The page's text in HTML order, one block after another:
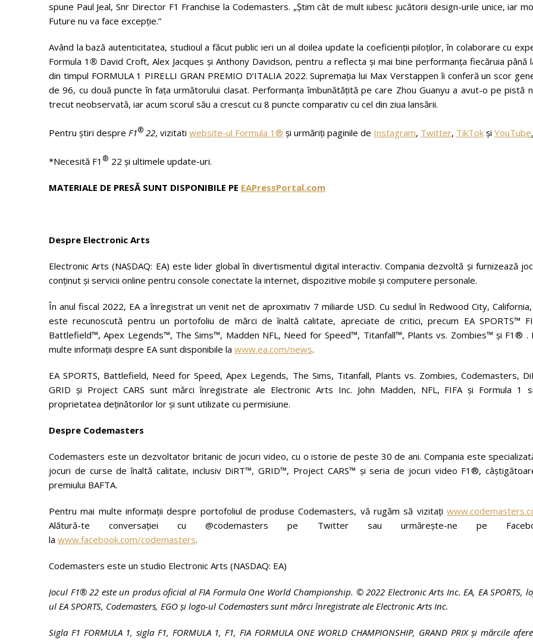
spune Paul Jeal, Snr Director F1 Franchise la Codemasters. „Știm cât de mult iubesc jucătorii design-urile unice, iar
Future nu va face excepție.”
Având la bază autenticitatea, studioul a făcut public ieri un al doilea update la coeficienții piloților, în colaborare cu
Formula 1® David Croft, Alex Jacques și Anthony Davidson, pentru a reflecta și mai bine performanța fiecăruia până
din timpul FORMULA 1 PIRELLI GRAN PREMIO D’ITALIA 2022. Supremația lui Max Verstappen îi conferă un scor
de 96, cu două puncte în fața următorului clasat. Performanța îmbunătățită pe care Zhou Guanyu a avut-o pe pistă
trecut neobservată, iar acum scorul său a crescut cu 8 puncte comparativ cu cel din ziua lansării.
Pentru știri despre F1® 22, vizitati website-ul Formula 1® și urmăriți paginile de Instagram, Twitter, TikTok și YouTube.
*Necesită F1 ® 22 și ultimele update-uri.
MATERIALE DE PRESĂ SUNT DISPONIBILE PE EAPressPortal.com
Despre Electronic Arts
Electronic Arts (NASDAQ: EA) este lider global în divertismentul digital interactiv. Compania dezvoltă și furnizează
conținut și servicii online pentru console conectate la internet, dispozitive mobile și computere personale.
În anul fiscal 2022, EA a înregistrat un venit net de aproximativ 7 miliarde USD. Cu sediul în Redwood City, California,
este recunoscută pentru un portofoliu de mărci de înaltă calitate, apreciate de critici, precum EA SPORTS™
Battlefield™, Apex Legends™, The Sims™, Madden NFL, Need for Speed™, Titanfall™, Plants vs. Zombies™ și F1® .
multe informații despre EA sunt disponibile la www.ea.com/news.
EA SPORTS, Battlefield, Need for Speed, Apex Legends, The Sims, Titanfall, Plants vs. Zombies, Codemasters,
GRID și Project CARS sunt mărci înregistrate ale Electronic Arts Inc. John Madden, NFL, FIFA și Formula 1
proprietatea deținătorilor lor și sunt utilizate cu permisiune.
Despre Codemasters
Codemasters este un dezvoltator britanic de jocuri video, cu o istorie de peste 30 de ani. Compania este
jocuri de curse de înaltă calitate, inclusiv DiRT™, GRID™, Project CARS™ și seria de jocuri video F1®,
premiului BAFTA.
Pentru mai multe informații despre portofoliul de produse Codemasters, vă rugăm să vizitați
Alătură-te conversației cu @codemasters pe Twitter sau urmărește-ne pe
la www.facebook.com/codemasters.
Codemasters este un studio Electronic Arts (NASDAQ: EA)
Jocul F1® 22 este un produs oficial al FIA Formula One World Championship. © 2022 Electronic Arts Inc. EA, EA SPORTS,
ul EA SPORTS, Codemasters, EGO și logo-ul Codemasters sunt mărci înregistrate ale Electronic Arts Inc.
Sigla F1 FORMULA 1, sigla F1, FORMULA 1, F1, FIA FORMULA ONE WORLD CHAMPIONSHIP, GRAND PRIX și mărcile